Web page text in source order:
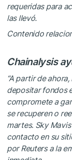
requeridas para
las llevó.
Contenido
Chainalysis
“A partir de
depositar fondos
compromete a
se recuperen o
martes. Sky
contacto en su
por Reuters a la